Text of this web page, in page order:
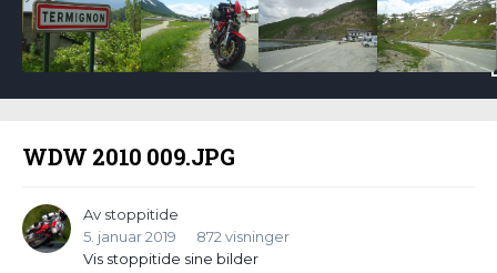
WDW 2010 009.JPG
Av stoppitide
5. januar 2019
872 visninger
Vis stoppitide sine bilder